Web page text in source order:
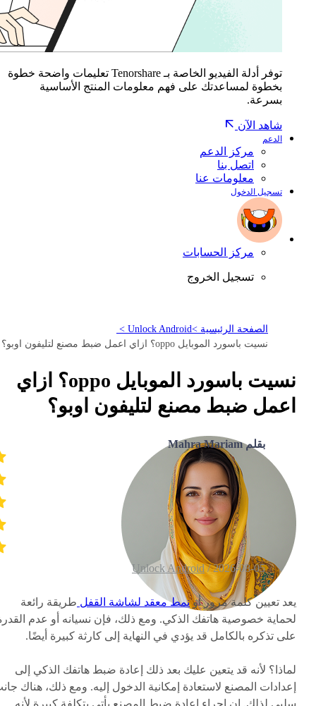
توفر أدلة الفيديو الخاصة بـ Tenorshare تعليمات واضحة خطوة
بخطوة لمساعدتك على فهم معلومات المنتج الأساسية
بسرعة.
شاهد الآن
الدعم
مركز الدعم
اتصل بنا
معلومات عنا
تسجيل الدخول
مركز الحسابات
تسجيل الخروج
الصفحة الرئيسية >Unlock Android >
نسيت باسورد الموبايل oppo؟ ازاي اعمل ضبط مصنع لتليفون اوبو؟
نسيت باسورد الموبايل oppo؟ ازاي
اعمل ضبط مصنع لتليفون اوبو؟
بقلم Mahra Mariam
2026-08-05 /
Unlock Android
يعد تعيين كلمة مرور أونمط معقد لشاشة القفل طريقة رائعة
لحماية خصوصية هاتفك الذكي. ومع ذلك، فإن نسيانه أو عدم
على تذكره بالكامل قد يؤدي في النهاية إلى كارثة كبيرة أيضًا.
لماذا؟ لأنه قد يتعين عليك بعد ذلك إعادة ضبط هاتفك الذكي إلى
إعدادات المصنع لاستعادة إمكانية الدخول إليه. ومع ذلك، هناك
سلبي لذلك. إن إجراء إعادة ضبط المصنع يأتي بتكلفة كبيرة لأنه